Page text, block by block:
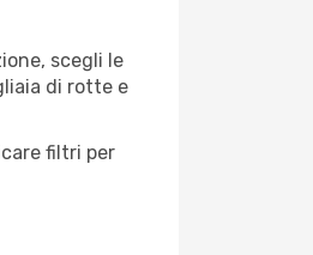
scegli le
di rotte e
filtri per